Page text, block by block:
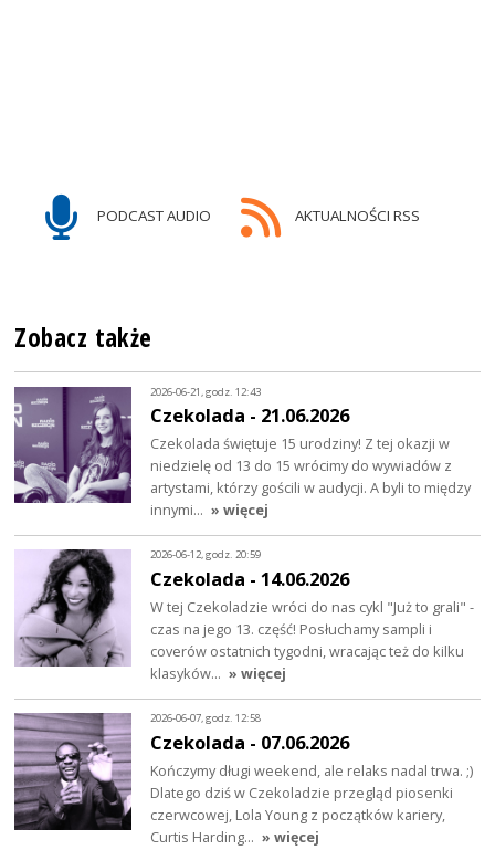
PODCAST AUDIO AKTUALNOŚCI RSS
Zobacz także
2026-06-21, godz. 12:43
Czekolada - 21.06.2026
Czekolada świętuje 15 urodziny! Z tej okazji w
niedzielę od 13 do 15 wrócimy do wywiadów z
artystami, którzy gościli w audycji. A byli to między
innymi… » więcej
2026-06-12, godz. 20:59
Czekolada - 14.06.2026
W tej Czekoladzie wróci do nas cykl "Już to grali" -
czas na jego 13. część! Posłuchamy sampli i
coverów ostatnich tygodni, wracając też do kilku
klasyków… » więcej
2026-06-07, godz. 12:58
Czekolada - 07.06.2026
Kończymy długi weekend, ale relaks nadal trwa. ;)
Dlatego dziś w Czekoladzie przegląd piosenki
czerwcowej, Lola Young z początków kariery,
Curtis Harding… » więcej